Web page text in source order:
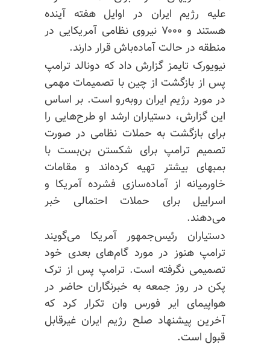
علیه رژیم ایران در اوایل هفته آینده
هستند و ۷۰۰۰ نیروی نظامی آمریکایی در
منطقه در حالت آماده‌باش قرار دارند.
نیویورک تایمز گزارش داد که دونالد ترامپ
پس از بازگشت از چین با تصمیمات مهمی
در مورد رژیم ایران روبه‌رو است. بر اساس
این گزارش، دستیاران ارشد او طرح‌هایی را
برای بازگشت به حملات نظامی در صورت
تصمیم ترامپ برای شکستن بن‌بست با
بمبهای بیشتر تهیه کرده‌اند و مقامات
خاورمیانه از آماده‌سازی فشرده آمریکا و
اسراییل برای حملات احتمالی خبر
می‌دهند.
دستیاران رئیس‌جمهور آمریکا می‌گویند
ترامپ هنوز در مورد گام‌های بعدی خود
تصمیمی نگرفته است. ترامپ پس از ترک
پکن در روز جمعه به خبرنگاران حاضر در
هواپیمای ایر فورس وان تکرار کرد که
آخرین پیشنهاد صلح رژیم ایران غیرقابل
قبول است.